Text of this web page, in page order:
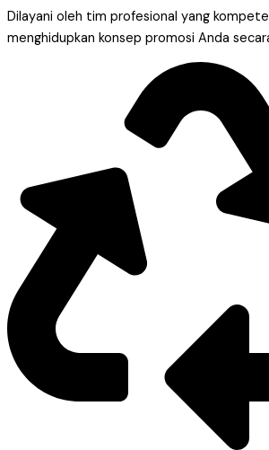
Dilayani oleh tim profesional yang
menghidupkan konsep promosi Anda